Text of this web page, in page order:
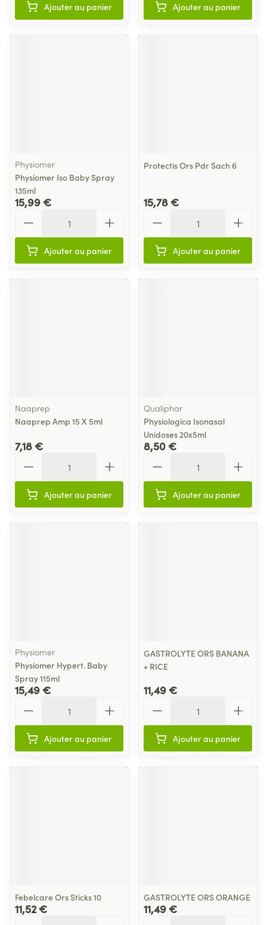
Ajouter au panier Ajouter au panier
Physiomer
Physiomer Iso Baby Spray
135ml
15,99 €
Ajouter au panier
Protectis Ors Pdr Sach 6
15,78 €
Ajouter au panier
Naaprep
Naaprep Amp 15 X 5ml
7,18 €
Ajouter au panier
Qualiphar
Physiologica Isonasal
Unidoses 20x5ml
8,50 €
Ajouter au panier
Physiomer
Physiomer Hypert. Baby
Spray 115ml
15,49 €
Ajouter au panier
GASTROLYTE ORS BANANA
+ RICE
11,49 €
Ajouter au panier
Febelcare Ors Sticks 10
11,52 €
GASTROLYTE ORS ORANGE
11,49 €